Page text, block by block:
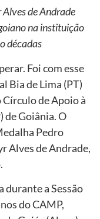
de Andrade
na instituição
décadas
Foi com esse
Bia de Lima (PT)
de Apoio à
de Goiânia. O
Pedro
Alves de Andrade,
durante a Sessão
do CAMP,